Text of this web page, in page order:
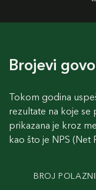
Brojevi
Tokom godina
rezultate na koje se
prikazana je kroz
kao što je NPS (Net
BROJ